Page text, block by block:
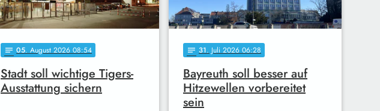
notes 05. August 2026 08:54
Stadt soll wichtige Tigers-
Ausstattung sichern
notes 31. Juli 2026 06:28
Bayreuth soll besser auf
Hitzewellen vorbereitet
sein